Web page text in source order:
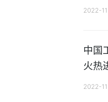
2022-
中国
火热
2022-